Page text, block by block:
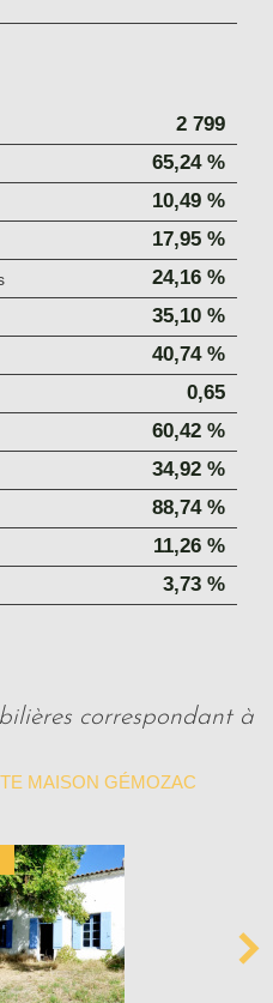
2 799
65,24 %
10,49 %
17,95 %
24,16 %
35,10 %
40,74 %
0,65
60,42 %
34,92 %
88,74 %
11,26 %
3,73 %
MAISON GÉMOZAC